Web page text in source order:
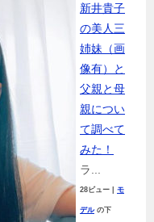
新井貴子
の美人三
姉妹（画
像有）と
父親と母
親につい
て調べて
みた！
ラ...
28ビュー モ
デルの下